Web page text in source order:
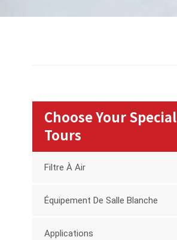
Choose Your Special
Tours
Filtre À Air
Équipement De Salle Blanche
Applications